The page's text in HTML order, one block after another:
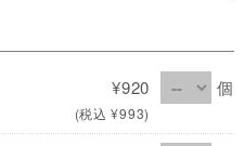
¥920
(税込 ¥993)
個